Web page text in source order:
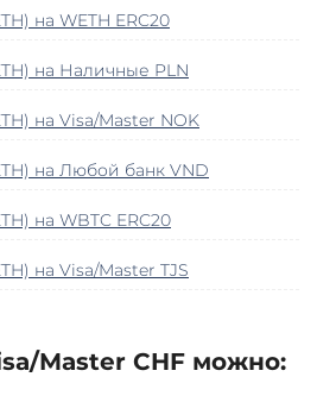
на WETH ERC20
на Наличные PLN
на Visa/Master NOK
на Любой банк VND
на WBTC ERC20
на Visa/Master TJS
Master CHF можно: